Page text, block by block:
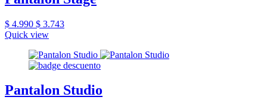
$ 4.990 $ 3.743
Quick view
Pantalon Studio